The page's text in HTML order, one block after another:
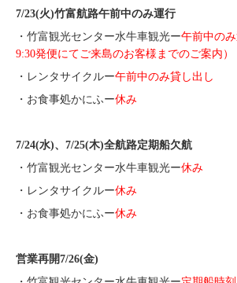
7/23(火)竹富航路午前中のみ運行
・竹富観光センター水牛車観光ー午前中の
9:30発便にてご来島のお客様までのご案内）
・レンタサイクルー午前中のみ貸し出し
・お食事処かにふー休み
7/24(水)、7/25(木)全航路定期船欠航
・竹富観光センター水牛車観光ー休み
・レンタサイクルー休み
・お食事処かにふー休み
営業再開7/26(金)